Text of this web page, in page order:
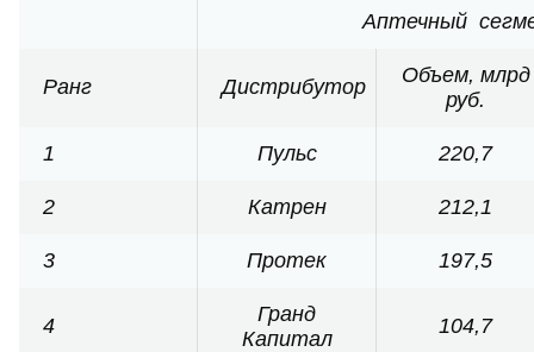
Аптечный
Ранг Дистрибутор
Объем, млрд
руб.
1 Пульс 220,7
2 Катрен 212,1
3 Протек 197,5
4
Гранд
Капитал
104,7